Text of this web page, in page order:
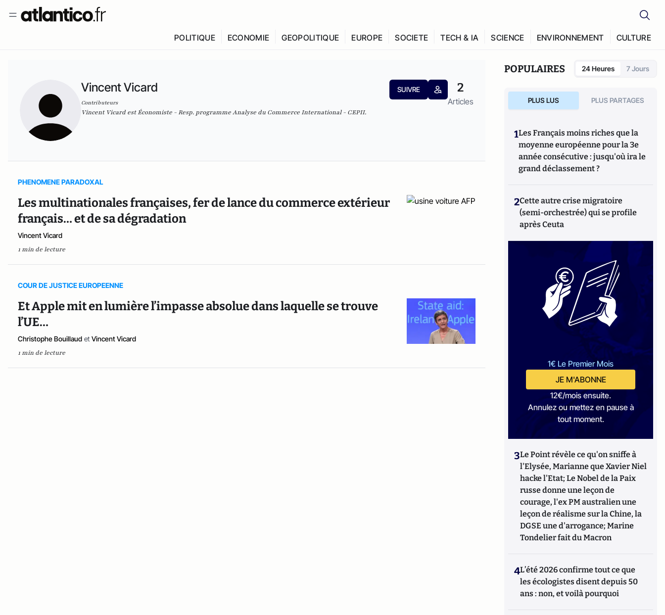
POLITIQUE ECONOMIE GEOPOLITIQUE EUROPE SOCIETE TECH & IA SCIENCE ENVIRONNEMENT CULTURE
Vincent Vicard
Contributeurs
SUIVRE 2
Articles
Vincent Vicard est Économiste - Resp. programme Analyse du Commerce International - CEPII.
PHENOMENE PARADOXAL
Les multinationales françaises, fer de lance du commerce extérieur
français… et de sa dégradation
Vincent Vicard
1 min de lecture
COUR DE JUSTICE EUROPEENNE
Et Apple mit en lumière l’impasse absolue dans laquelle se trouve
l’UE…
Christophe Bouillaud et Vincent Vicard
1 min de lecture
POPULAIRES 24 Heures 7 Jours
PLUS LUS PLUS PARTAGES
1Les Français moins riches que la
moyenne européenne pour la 3e
année consécutive : jusqu'où ira le
grand déclassement ?
2Cette autre crise migratoire
(semi-orchestrée) qui se profile
après Ceuta
1€ Le Premier Mois
JE M'ABONNE
12€/mois ensuite.
Annulez ou mettez en pause à
tout moment.
3Le Point révèle ce qu'on sniffe à
l'Elysée, Marianne que Xavier Niel
hacke l'Etat; Le Nobel de la Paix
russe donne une leçon de
courage, l'ex PM australien une
leçon de réalisme sur la Chine, la
DGSE une d'arrogance; Marine
Tondelier fait du Macron
4L’été 2026 confirme tout ce que
les écologistes disent depuis 50
ans : non, et voilà pourquoi